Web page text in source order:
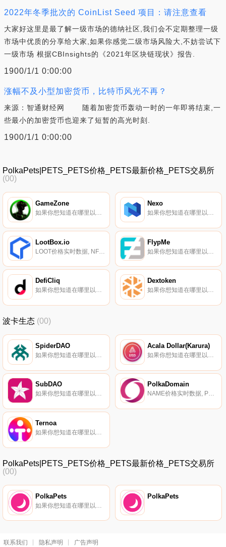
2022年冬季批次的 CoinList Seed 项目：请注意查看
大家好这里是最了解一级市场的德纳社区,我们会不定期整理一级
市场中优质的分享给大家,如果你感觉二级市场风险大,不妨尝试下
一级市场 根据CBInsights的《2021年区块链现状》报告.
1900/1/1 0:00:00
涨幅不及小型加密货币，比特币风光不再？
来源：智通财经网 随着加密货币轰动一时的一年即将结束,一
些最小的加密货币也迎来了短暂的高光时刻.
1900/1/1 0:00:00
PolkaPets|PETS_PETS价格_PETS最新价格_PETS交易所
(00)
GameZone
如果你想知道在哪里以当前价格购买GameZone,目前交易{GameZone]股票的顶级加密货币交易所是Gate.io、MEXC和PancakeSwap（V2）。您可以在我们的加密货币交易所页面上找到其他列表.
Nexo
如果你想知道在哪里以当前价格购买Nexo,目前交易{Nexo]股票的顶级加密货币交易所是Binance、Deepcoin、Bitrue、ByNEXOt和Bitget。您可以在我们的加密货币交易所页面上找到其他列表.
LootBox.io
LOOT价格实时数据, NFTLootBox由英国的一个团队于2020年11月初推出,是一个NFT农业平台,结合了NFT、DeFi和Loot Box技术,使NFT农业更加公平。NFT农业在目前的状态下是不公平的。不道德行为的普遍性和潜在性都很高.
FlypMe
DefiCliq
如果你想知道在哪里以当前价格购买DefiCliq,目前交易{DefiCliq]股票的顶级加密货币交易所是BitGlobal。您可以在我们的加密货币交易所页面上找到其他列表.
Dextoken
如果你想知道在哪里以当前价格购买Dextoken,目前交易{Dextoken]股票的顶级加密货币交易所是ViteX。您可以在我们的加密货币交易所页面上找到其他列表。推测AMM是由Flowchain基金会提出的一个价值连城的自动化做市商.
波卡生态 (00)
SpiderDAO Acala Dollar(Karura)
SubDAO
如果你想知道在哪里以当前价格购买SubDAO,目前交易{SubDAO]股票的顶级加密货币交易所是Gate.io、MEXC和HotGOVt。您可以在我们的加密货币交易所页面上找到其他列表。SubDAO网络是由SubDAOLabs构建的跨链平台,用于连接Polkadot上的DAO和DApp.
PolkaDomain
NAME价格实时数据, Polka.Domain是一个可互操作和去中心化的区块链命名服务,具有基于Polkadot的集成域和NFT市场。Polka.Domain由Polkadot网络保护,旨在将加密地址集成到去中心化的域中,同时保护用户隐私。并赋予最终用户对其数据和资源的所有权.
Ternoa
如果你想知道在哪里以当前价格购买Ternoa,目前交易{Ternoa]股票的顶级加密货币交易所是ByCAPSt、Gate.io、Uniswap（V3）、HitBTC和AscendEX（BitMax）。您可以在我们的加密货币交易所页面上找到其他列表.
PolkaPets|PETS_PETS价格_PETS最新价格_PETS交易所
(00)
PolkaPets PolkaPets
联系我们 隐私声明 广告声明